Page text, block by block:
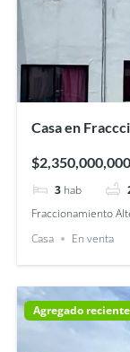
Casa en
$2,350,000,000
3 hab
Fraccionamiento
Casa
En venta
Agregado